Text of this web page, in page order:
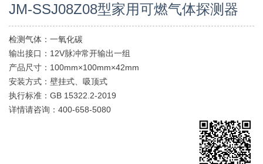
JM-SSJ08Z08型家用可燃气体探测器
检测气体：一氧化碳
输出接口：12V脉冲常开输出一组
产品尺寸：100mm×100mm×42mm
安装方式：壁挂式、吸顶式
执行标准：GB 15322.2-2019
详情请咨询：400-658-5080